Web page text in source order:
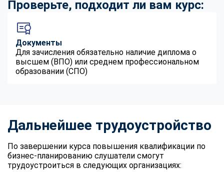
Проверьте, подходит ли вам курс:
Документы
Для зачисления обязательно наличие диплома о
высшем (ВПО) или среднем профессиональном
образовании (СПО)
Дальнейшее трудоустройство
По завершении курса повышения квалификации по
бизнес-планированию слушатели смогут
трудоустроиться в следующих организациях: